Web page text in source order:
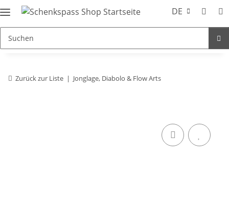
DE
Zurück zur Liste Jonglage, Diabolo & Flow Arts